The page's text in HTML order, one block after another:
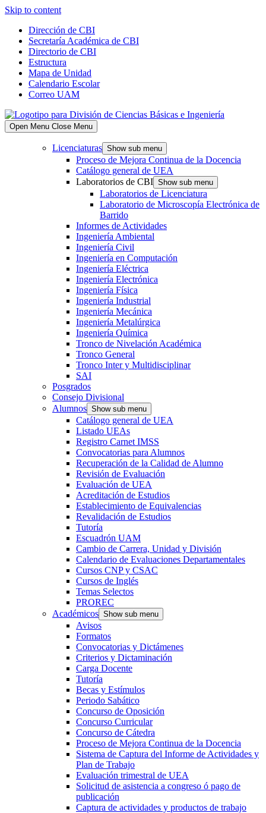
Skip to content
Dirección de CBI
Secretaría Académica de CBI
Directorio de CBI
Estructura
Mapa de Unidad
Calendario Escolar
Correo UAM
Open Menu Close Menu
Licenciaturas Show sub menu
Proceso de Mejora Continua de la Docencia
Catálogo general de UEA
Laboratorios de CBI Show sub menu
Laboratorios de Licenciatura
Laboratorio de Microscopía Electrónica de
Barrido
Informes de Actividades
Ingeniería Ambiental
Ingeniería Civil
Ingeniería en Computación
Ingeniería Eléctrica
Ingeniería Electrónica
Ingeniería Física
Ingeniería Industrial
Ingeniería Mecánica
Ingeniería Metalúrgica
Ingeniería Química
Tronco de Nivelación Académica
Tronco General
Tronco Inter y Multidisciplinar
SAI
Posgrados
Consejo Divisional
Alumnos Show sub menu
Catálogo general de UEA
Listado UEAs
Registro Carnet IMSS
Convocatorias para Alumnos
Recuperación de la Calidad de Alumno
Revisión de Evaluación
Evaluación de UEA
Acreditación de Estudios
Establecimiento de Equivalencias
Revalidación de Estudios
Tutoría
Escuadrón UAM
Cambio de Carrera, Unidad y División
Calendario de Evaluaciones Departamentales
Cursos CNP y CSAC
Cursos de Inglés
Temas Selectos
PROREC
Académicos Show sub menu
Avisos
Formatos
Convocatorias y Dictámenes
Criterios y Dictaminación
Carga Docente
Tutoría
Becas y Estímulos
Periodo Sabático
Concurso de Oposición
Concurso Curricular
Concurso de Cátedra
Proceso de Mejora Continua de la Docencia
Sistema de Captura del Informe de Actividades y
Plan de Trabajo
Evaluación trimestral de UEA
Solicitud de asistencia a congreso ó pago de
publicación
Captura de actividades y productos de trabajo